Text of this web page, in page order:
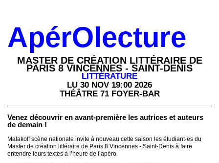
ApérOlecture
MASTER DE CRÉATION LITTÉRAIRE DE
PARIS 8 VINCENNES - SAINT-DENIS
LITTÉRATURE
LU 30 NOV 19:00 2026
THÉÂTRE 71 FOYER-BAR
Venez découvrir en avant-première les autrices et auteurs
de demain !
Malakoff scène nationale invite à nouveau cette saison les étudiant·es du
Master de création littéraire de Paris 8 Vincennes - Saint-Denis à faire
entendre leurs textes à l’heure de l’apéro.